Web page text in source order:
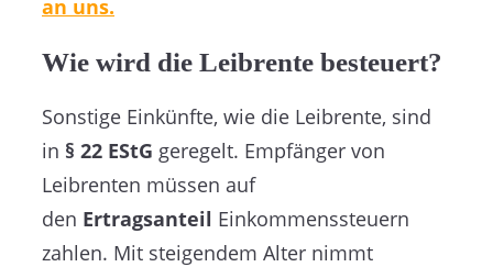
an uns.
Wie wird die Leibrente besteuert?
Sonstige Einkünfte, wie die Leibrente, sind
in § 22 EStG geregelt. Empfänger von
Leibrenten müssen auf
den Ertragsanteil Einkommenssteuern
zahlen. Mit steigendem Alter nimmt